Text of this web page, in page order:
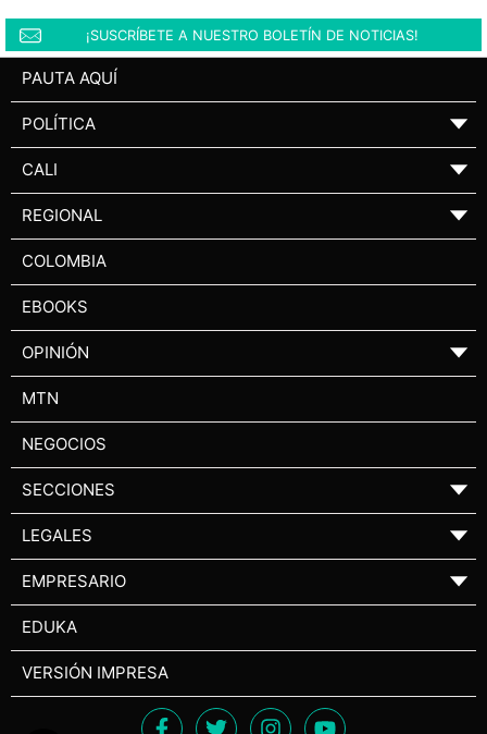
¡SUSCRÍBETE A NUESTRO BOLETÍN DE NOTICIAS!
PAUTA AQUÍ
POLÍTICA ▼
CALI ▼
REGIONAL ▼
COLOMBIA
EBOOKS
OPINIÓN ▼
MTN
NEGOCIOS
SECCIONES ▼
LEGALES ▼
EMPRESARIO ▼
EDUKA
VERSIÓN IMPRESA